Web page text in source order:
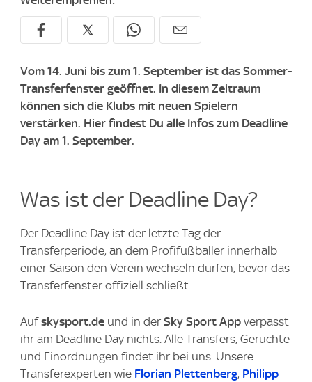
Vom 14. Juni bis zum 1. September ist das Sommer-
Transferfenster geöffnet. In diesem Zeitraum
können sich die Klubs mit neuen Spielern
verstärken. Hier findest Du alle Infos zum Deadline
Day am 1. September.
Was ist der Deadline Day?
Der Deadline Day ist der letzte Tag der
Transferperiode, an dem Profifußballer innerhalb
einer Saison den Verein wechseln dürfen, bevor das
Transferfenster offiziell schließt.
Aufskysport.de und in der Sky Sport App verpasst
ihr am Deadline Day nichts. Alle Transfers, Gerüchte
und Einordnungen findet ihr bei uns. Unsere
Transferexperten wie Florian Plettenberg, Philipp